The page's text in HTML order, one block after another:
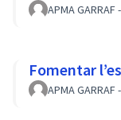
APMA GARRAF
Fomentar
APMA GARRAF